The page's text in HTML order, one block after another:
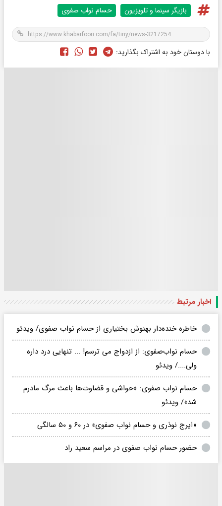
بازیگر سینما و تلویزیون حسام نواب صفوی
با دوستان خود به اشتراک بگذارید:
اخبار مرتبط
خاطره خنده‌دار بهنوش بختیاری از حسام نواب صفوی/ ویدئو
حسام نواب‌صفوی: از ازدواج می ترسم! ... تنهایی درد داره
ولی..../ ویدئو
حسام نواب صفوی: «حواشی و قضاوت‌ها باعث مرگ مادرم
شد»/ ویدئو
«ایرج نوذری و حسام نواب صفوی» در ۶۰ و ۵۰ سالگی
حضور حسام نواب صفوی در مراسم سعید راد